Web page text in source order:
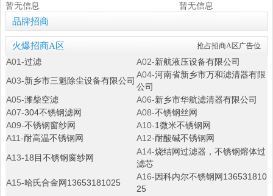
暂无信息
暂无信息
品牌招商
抢占招商A区广告位
火爆招商A区
A01-过滤 A02-新航液压设备有限公司
A03-新乡市三魁除尘设备有限公司
A04-河南省新乡市万和滤清器有限
公司
A05-潍柴空滤 A06-新乡市华航滤清器有限公司
A07-304不锈钢滤网 A08-不锈钢丝网
A09-不锈钢窗纱网 A10-1微米不锈钢网
A11-耐高温不锈钢网 A12-耐酸碱不锈钢网
A13-18目不锈钢窗纱网
A14-烧结网过滤器，不锈钢熔体过
滤芯
A15-哈氏合金网13653181025
A16-因科内尔不锈钢网136531810
25